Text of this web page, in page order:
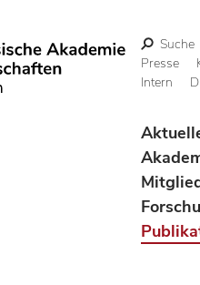
Suche
Presse
Intern